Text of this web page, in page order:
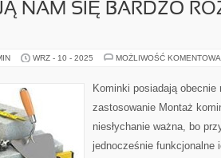
NAM SIĘ BARDZO
WRZ - 10 - 2025 MOŻLIWOŚĆ
Kominki posiadają obecnie
zastosowanie Montaż
niesłychanie ważna, bo
jednocześnie funkcjonalne